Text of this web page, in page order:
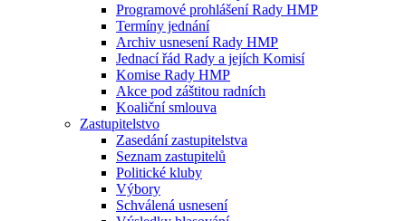
Programové prohlášení Rady HMP
Termíny jednání
Archiv usnesení Rady HMP
Jednací řád Rady a jejích Komisí
Komise Rady HMP
Akce pod záštitou radních
Koaliční smlouva
Zastupitelstvo
Zasedání zastupitelstva
Seznam zastupitelů
Politické kluby
Výbory
Schválená usnesení